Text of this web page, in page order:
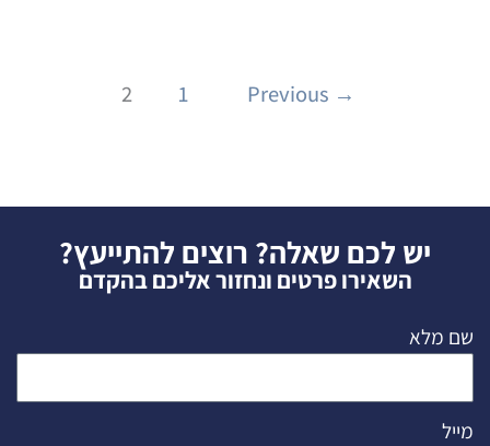
→
1
2
יש לכם שאלה? רוצים להתייעץ?
השאירו פרטים ונחזור אליכם בהקדם
שם מלא
מייל